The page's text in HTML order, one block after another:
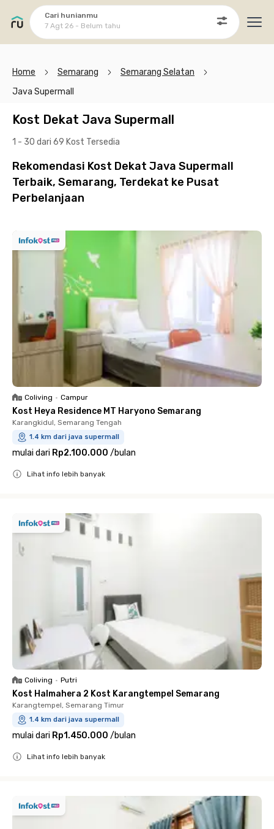
Cari hunianmu
7 Agt 26 - Belum tahu
Home Semarang
Semarang Selatan
Java Supermall
Kost Dekat Java Supermall
1 - 30 dari 69 Kost Tersedia
Rekomendasi Kost Dekat Java Supermall
Terbaik, Semarang, Terdekat ke Pusat
Perbelanjaan
Coliving • Campur
Kost Heya Residence MT Haryono Semarang
Karangkidul, Semarang Tengah
1.4 km dari java supermall
mulai dari Rp2.100.000 /bulan
Lihat info lebih banyak
Coliving • Putri
Kost Halmahera 2 Kost Karangtempel Semarang
Karangtempel, Semarang Timur
1.4 km dari java supermall
mulai dari Rp1.450.000 /bulan
Lihat info lebih banyak